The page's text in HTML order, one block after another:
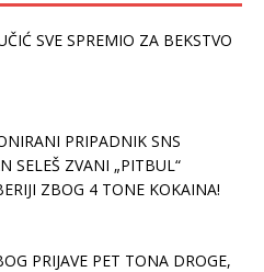
SVE SPREMIO ZA BEKSTVO
PRIPADNIK SNS
SELEŠ ZVANI „PITBUL“
ZBOG 4 TONE KOKAINA!
PRIJAVE PET TONA DROGE,